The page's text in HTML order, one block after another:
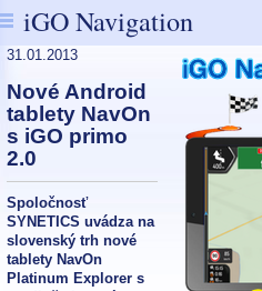
iGO Navigation
31.01.2013
Nové Android
tablety NavOn
s iGO primo
2.0
Spoločnosť
SYNETICS uvádza na
slovenský trh nové
tablety NavOn
Platinum Explorer s